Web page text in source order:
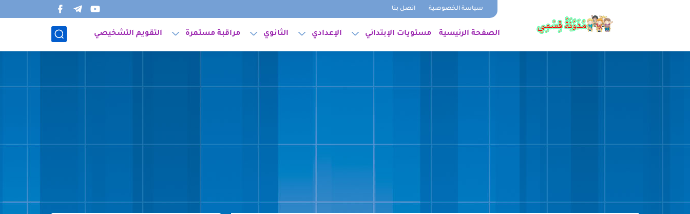
سياسة الخصوصية اتصل بنا
الصفحة الرئيسية مستويات الإبتدائي الإعدادي الثانوي مراقبة مستمرة التقويم التشخيصي